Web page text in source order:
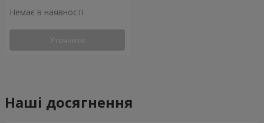
Немає в наявності
Уточнити
Наші досягнення